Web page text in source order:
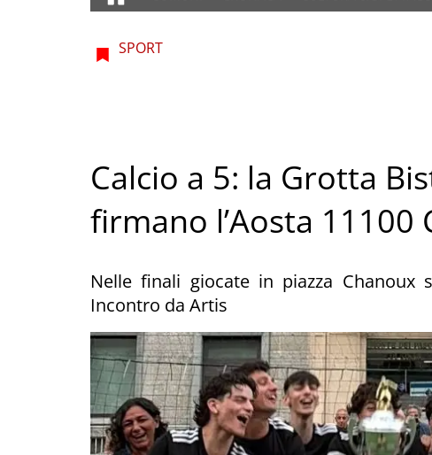
SPORT
Calcio a 5: la Grotta
firmano l’Aosta 11100
Nelle finali giocate in piazza
Incontro da Artis